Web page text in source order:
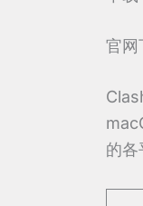
官网
的